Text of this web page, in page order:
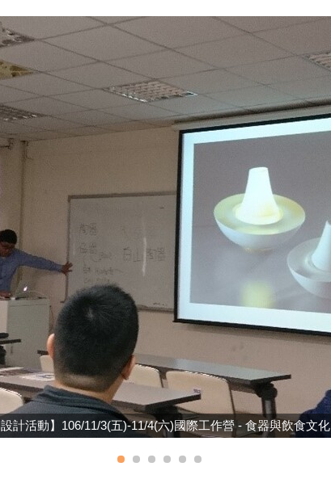
計活動】106/11/3(五)-11/4(六)國際工作營 - 食器與飲食文化